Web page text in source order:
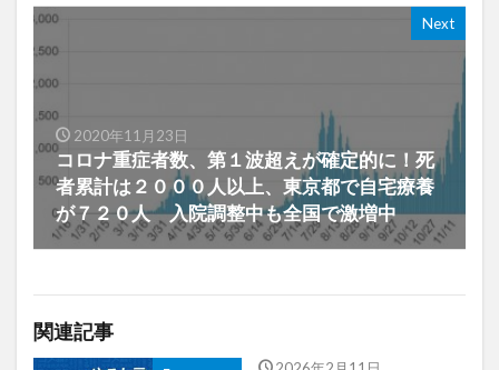
Next
2020年11月23日
コロナ重症者数、第１波超えが確定的に！死
者累計は２０００人以上、東京都で自宅療養
が７２０人 入院調整中も全国で激増中
関連記事